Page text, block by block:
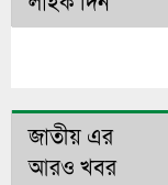
জাতীয় এর
আরও খবর